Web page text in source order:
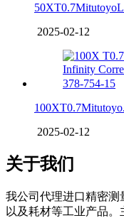
2025-02-12
2025-02-12
关于我们
我公司代理进口精密测
以及耗材等工业产品